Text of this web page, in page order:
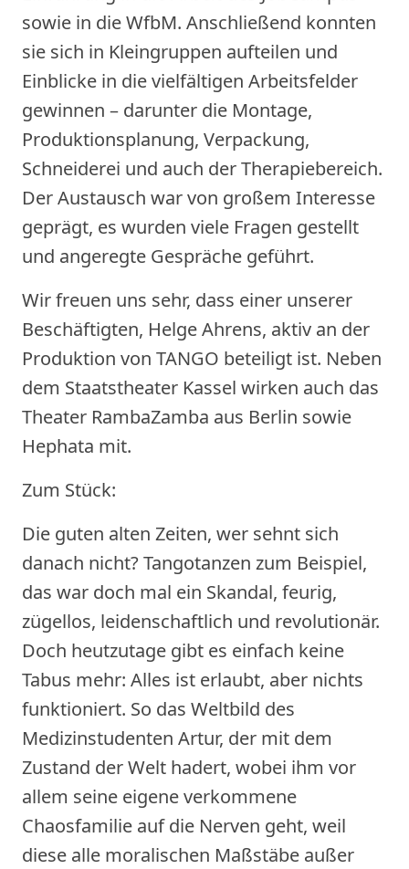
sowie in die WfbM. Anschließend konnten
sie sich in Kleingruppen aufteilen und
Einblicke in die vielfältigen Arbeitsfelder
gewinnen – darunter die Montage,
Produktionsplanung, Verpackung,
Schneiderei und auch der Therapiebereich.
Der Austausch war von großem Interesse
geprägt, es wurden viele Fragen gestellt
und angeregte Gespräche geführt.
Wir freuen uns sehr, dass einer unserer
Beschäftigten, Helge Ahrens, aktiv an der
Produktion von TANGO beteiligt ist. Neben
dem Staatstheater Kassel wirken auch das
Theater RambaZamba aus Berlin sowie
Hephata mit.
Zum Stück:
Die guten alten Zeiten, wer sehnt sich
danach nicht? Tangotanzen zum Beispiel,
das war doch mal ein Skandal, feurig,
zügellos, leidenschaftlich und revolutionär.
Doch heutzutage gibt es einfach keine
Tabus mehr: Alles ist erlaubt, aber nichts
funktioniert. So das Weltbild des
Medizinstudenten Artur, der mit dem
Zustand der Welt hadert, wobei ihm vor
allem seine eigene verkommene
Chaosfamilie auf die Nerven geht, weil
diese alle moralischen Maßstäbe außer